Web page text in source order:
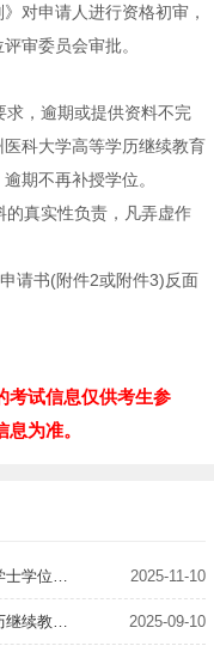
对申请人进行资格初审，
审委员会审批。
，逾期或提供资料不完
科大学高等学历继续教育
期不再补授学位。
真实性负责，凡弄虚作
请书(附件2或附件3)反面
考试信息仅供考生参
为准。
•贵州医科大学高等学历继续教育2025年秋季学士学位申请通知 2025-11-10
•贵州师范大学关于2025年下半年办理高等学历继续教育本科毕业生学士学位有关事宜的通知 2025-09-10